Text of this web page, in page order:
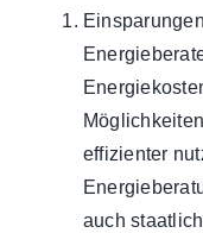
effizienter
auch